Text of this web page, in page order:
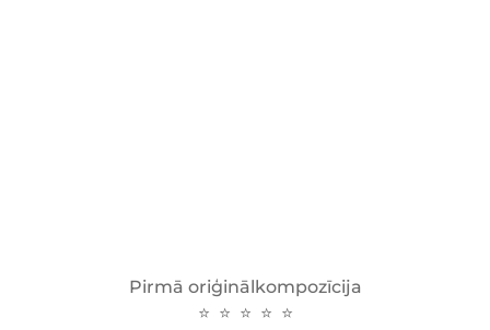
Pirmā oriģinālkompozīcija
⭐ ⭐ ⭐ ⭐ ⭐